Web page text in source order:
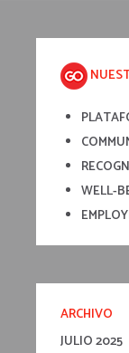
WELL-
ARCHIVO
JULIO 2025